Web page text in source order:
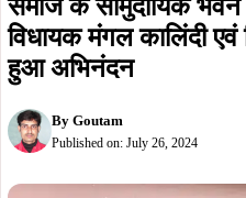
समाज के सामुदायिक
विधायक मंगल कालिंदी एवं
हुआ अभिनंदन
By Goutam
Published on: July 26, 2024